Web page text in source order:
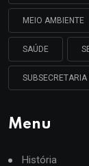
MEIO AMBIENTE
SAÚDE
Menu
História